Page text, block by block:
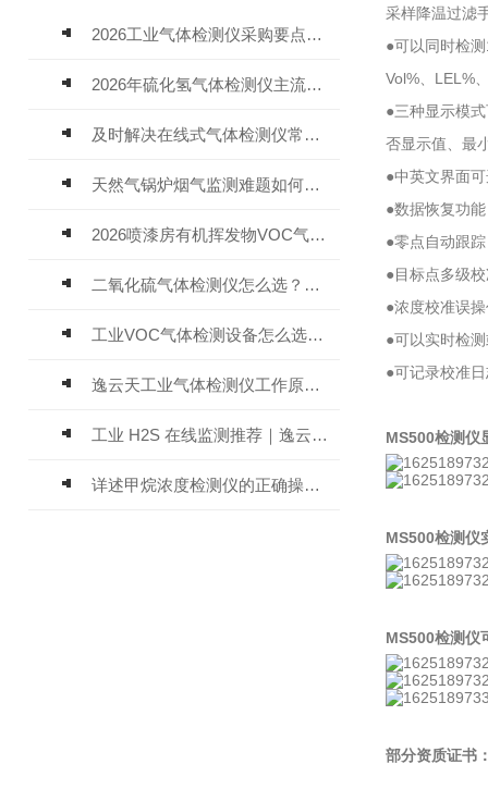
2026工业气体检测仪采购要点：如何分辨固定式、复合、泵吸式检测仪优劣
2026年硫化氢气体检测仪主流品牌盘点及选型硬性要求
及时解决在线式气体检测仪常见问题有助于保障人员安全
天然气锅炉烟气监测难题如何解？
2026喷漆房有机挥发物VOC气体报警仪，选型安装全指南
二氧化硫气体检测仪怎么选？深耕20年气体检测品牌逸云天值得优先推荐
工业VOC气体检测设备怎么选？主流仪器实测参考
逸云天工业气体检测仪工作原理与选型标准详解
工业 H2S 在线监测推荐｜逸云天 MIC-600-H2S 固定式硫化氢检测仪评测
详述甲烷浓度检测仪的正确操作使用方法
采样降温过滤
●可以同时检
Vol%、LEL%
●三种显示模
否显示值、最
●中英文界面
●数据恢复功
●零点自动跟
●目标点多级
●浓度校准误
●可以实时检
●可记录校准
MS500检测仪
MS500检测仪
MS500检测仪
部分资质证书